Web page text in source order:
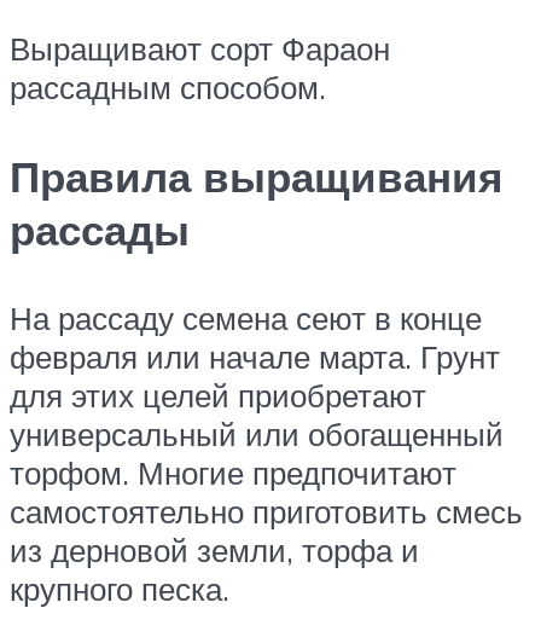
Выращивают сорт Фараон
рассадным способом.
Правила выращивания
рассады
На рассаду семена сеют в конце
февраля или начале марта. Грунт
для этих целей приобретают
универсальный или обогащенный
торфом. Многие предпочитают
самостоятельно приготовить смесь
из дерновой земли, торфа и
крупного песка.